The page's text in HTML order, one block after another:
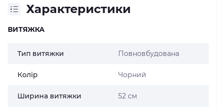
Характеристики
ВИТЯЖКА
Тип витяжки Повновбудована
Колір Чорний
Ширина витяжки 52 см